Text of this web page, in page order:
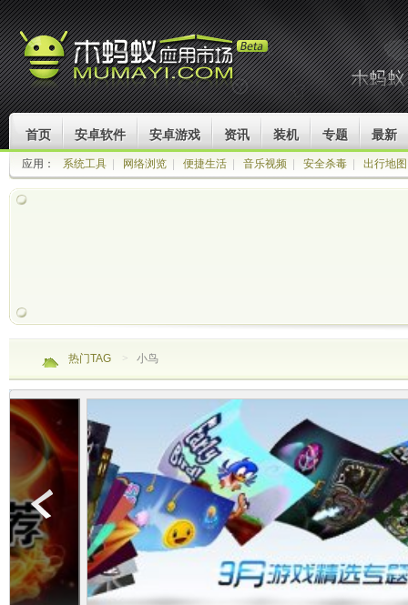
首页 安卓软件 安卓游戏 资讯 装机 专题 最新
应用： 系统工具 网络浏览 便捷生活 音乐视频 安全杀毒 出行地图
热门TAG > 小鸟